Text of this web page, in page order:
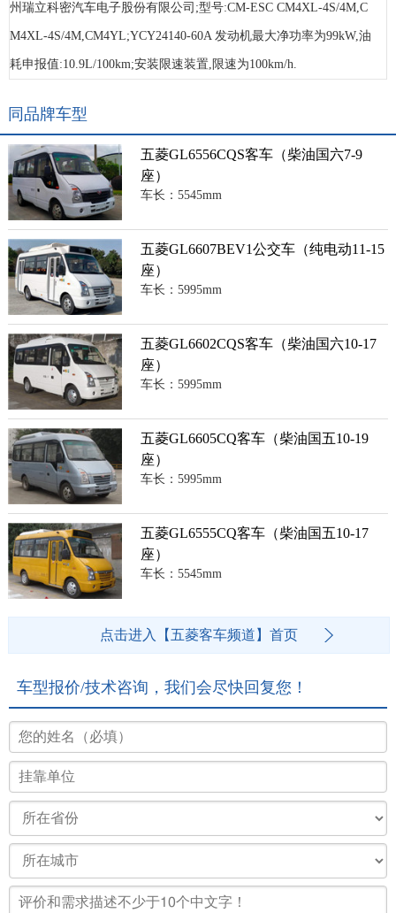
州瑞立科密汽车电子股份有限公司;型号:CM-ESC CM4XL-4S/4M,C
M4XL-4S/4M,CM4YL;YCY24140-60A 发动机最大净功率为99kW,油
耗申报值:10.9L/100km;安装限速装置,限速为100km/h.
同品牌车型
五菱GL6556CQS客车（柴油国六7-9
座）
车长：5545mm
五菱GL6607BEV1公交车（纯电动11-15
座）
车长：5995mm
五菱GL6602CQS客车（柴油国六10-17
座）
车长：5995mm
五菱GL6605CQ客车（柴油国五10-19
座）
车长：5995mm
五菱GL6555CQ客车（柴油国五10-17
座）
车长：5545mm
点击进入【五菱客车频道】首页
车型报价/技术咨询，我们会尽快回复您！